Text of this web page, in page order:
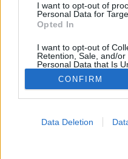
I want to opt-out of
Personal Data for
Opted In
I want to opt-out of
Retention, Sale, and/
Personal Data that Is
Purposes for which it
Opted Out
CONFIRM
Data Deletion
2026. június 11. 21:24
Küldés